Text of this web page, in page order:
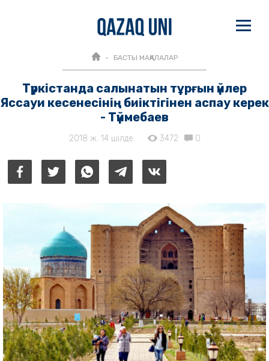
БАСТЫ МАҚАЛАЛАР
Түркістанда салынатын тұрғын үйлер
Яссауи кесенесінің биіктігінен аспау керек
- Түймебаев
2018 ж. 14 шілде 3472 0